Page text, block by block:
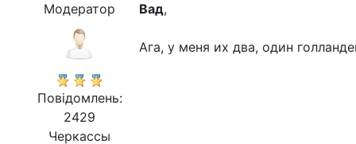
Модератор
Повідомлень:
2429
Черкассы
Вад,
Ага, у меня их два, один